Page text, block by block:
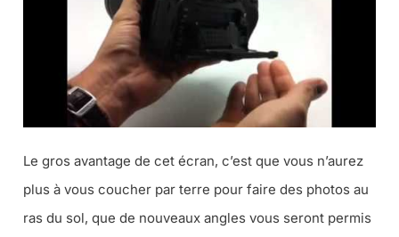
Le gros avantage de cet écran, c’est que vous n’aurez
plus à vous coucher par terre pour faire des photos au
ras du sol, que de nouveaux angles vous seront permis